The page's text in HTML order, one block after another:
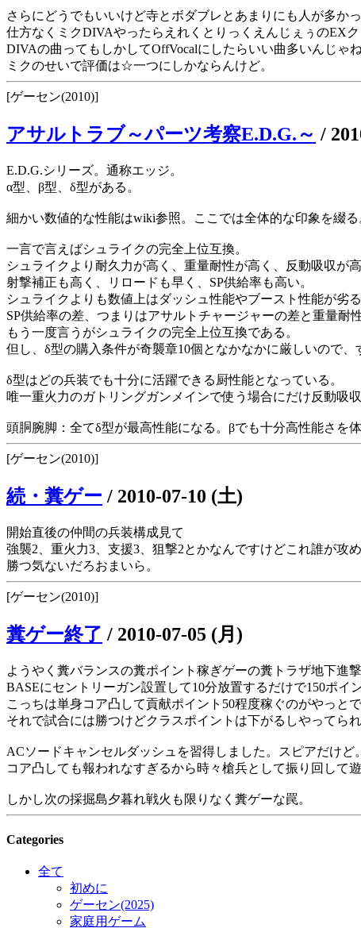
さらにどうでもいいけど寺とボダブレとあまりにも人が多か
仕方なくミクDIVAやったらえれくとりっくえんじぇぅのEXク
DIVAの曲ってもしかしてOffVocalにしたらいい曲多いんじゃね
ミクのせいで評価は☆一つにしかならんけど。
[ゲーセン(2010)]
アサルトラブ～パーツ考察E.D.G.～ /
E.D.G.シリーズ。通称エッジ。
α型、β型、δ型がある。
細かい数値的な性能はwiki参照。ここでは全体的な印象を綴る
一言で言えばシュライクの完全上位互換。
シュライクより耐久力が高く、重量耐性が高く、反動吸収が高
射撃補正も高く、リロードも早く、SP供給率も高い。
シュライクよりも数値上はダッシュ性能やブースト性能が劣
SP供給率の差、つまりはアサルトチャージャーの差と重量耐
もう一度言うがシュライクの完全上位互換である。
但し、δ型の購入条件が奇襲章10個となかなかに厳しいので、
δ型はどの兵装でも十分に活躍できる厨性能となっている。
唯一重火力のガトリングガンメインで使う場合にだけ反動吸
頭胴腕脚：全てδ型が最高性能になる。βでも十分高性能さを
[ゲーセン(2010)]
続・糞ゲー / 2010-07-10 (土)
開始直後の仲間の兵装構成見て
強襲2、重火力3、支援3、狙撃2とかなんですけどこれ誰が攻
勝つ気ないだろおまいら。
[ゲーセン(2010)]
糞ゲー終了 / 2010-07-05 (月)
ようやく糞バランスの糞ポイント稼ぎゲーの糞トラザ地下進撃
BASEにセントリーガン設置して10分放置するだけで150ポイ
こっちは単身コア凸して貢献ポイント50程度稼ぐのがやっと
それで試合には勝つけどクラスポイントは下がるしやってられ
ACソードキャンセルダッシュを習得しました。スピアだけど。
コア凸しても報われなすぎるから時々槍兵として振り回して
しかし次の採掘島夕暮れ戦火も限りなく糞ゲーな罠。
Categories
全て
初めに
ゲーセン(2025)
家庭用ゲーム